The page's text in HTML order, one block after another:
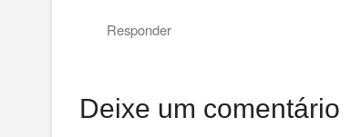
Responder
Deixe um comentário